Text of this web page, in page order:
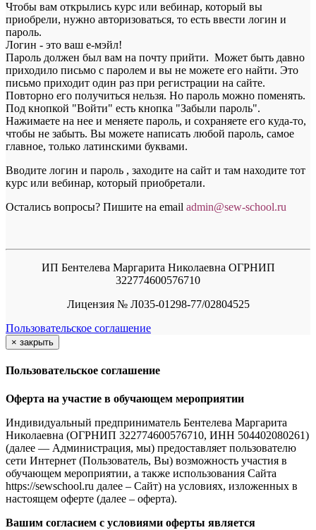
Чтобы вам открылись курс или вебинар, который вы
приобрели, нужно авторизоваться, то есть ввести логин и
пароль.
Логин - это ваш е-мэйл!
Пароль должен был вам на почту прийти. Может быть давно
приходило письмо с паролем и вы не можете его найти. Это
письмо приходит один раз при регистрации на сайте.
Повторно его получиться нельзя. Но пароль можно поменять.
Под кнопкой "Войти" есть кнопка "Забыли пароль".
Нажимаете на нее и меняете пароль, и сохраняете его куда-то,
чтобы не забыть. Вы можете написать любой пароль, самое
главное, только латинскими буквами.
Вводите логин и пароль , заходите на сайт и там находите тот
курс или вебинар, который приобретали.
Остались вопросы? Пишите на email admin@sew-school.ru
ИП Бентелева Маргарита Николаевна ОГРНИП
322774600576710
Лицензия № Л035-01298-77/02804525
Пользовательское соглашение
× закрыть
Пользовательское соглашение
Оферта на участие в обучающем мероприятии
Индивидуальный предприниматель Бентелева Маргарита
Николаевна (ОГРНИП 322774600576710, ИНН 504402080261)
(далее — Администрация, мы) предоставляет пользователю
сети Интернет (Пользователь, Вы) возможность участия в
обучающем мероприятии, а также использования Сайта
https://sewschool.ru далее – Сайт) на условиях, изложенных в
настоящем оферте (далее – оферта).
Вашим согласием с условиями оферты является